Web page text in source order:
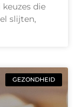
die
slijten,
GEZONDHEID